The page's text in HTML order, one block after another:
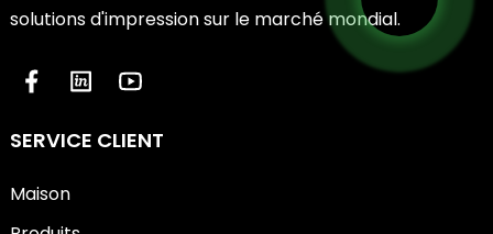
solutions d'impression sur le marché mondial.
SERVICE CLIENT
Maison